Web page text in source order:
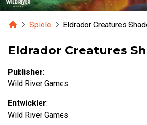
HomeSpiele Eldrador Creatures
Eldrador Creatures
Publisher:
Wild River Games
Entwickler:
Wild River Games